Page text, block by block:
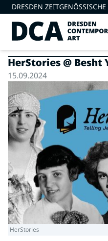
DRESDEN
HerStories @ Besht
15.09.2024
HerStories